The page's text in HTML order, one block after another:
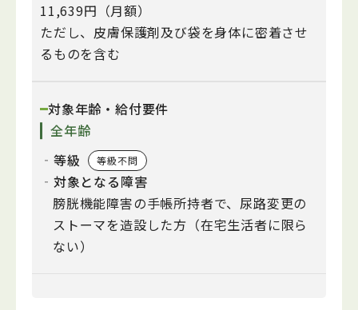
11,639円（月額）
ただし、皮膚保護剤及び袋を身体に密着させ
るものを含む
対象年齢・給付要件
全年齢
‐等級
等級不問
‐対象となる障害
膀胱機能障害の手帳所持者で、尿路変更の
ストーマを造設した方（在宅生活者に限ら
ない）